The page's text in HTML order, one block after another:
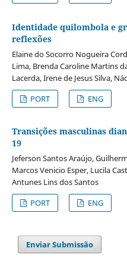
Identidade quilombola e
reflexões
Elaine do Socorro Nogueira
Lima, Brenda Caroline Martins
Lacerda, Irene de Jesus Silva,
PORT
ENG
Transições masculinas
19
Jeferson Santos Araújo,
Marcos Venicio Esper, Lucila
Antunes Lins dos Santos
PORT
ENG
Enviar Submissão